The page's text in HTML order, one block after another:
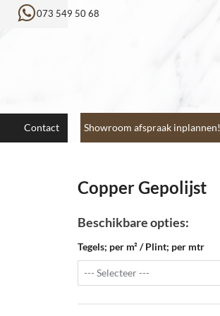
073 549 50 68
Contact Showroom afspraak inplannen!
Copper Gepolijst
Beschikbare opties:
Tegels; per m² / Plint; per mtr